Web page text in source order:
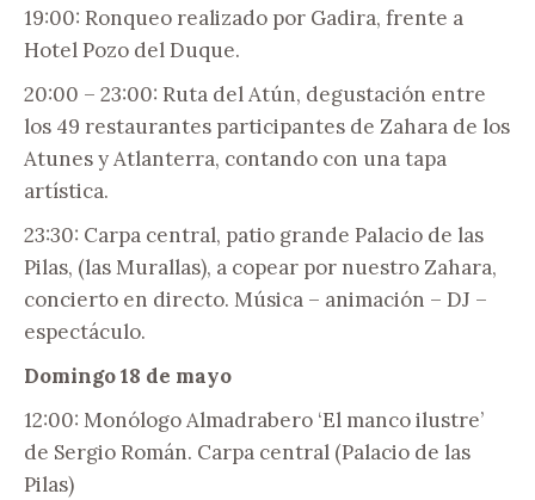
19:00: Ronqueo realizado por Gadira, frente a
Hotel Pozo del Duque.
20:00 – 23:00: Ruta del Atún, degustación entre
los 49 restaurantes participantes de Zahara de los
Atunes y Atlanterra, contando con una tapa
artística.
23:30: Carpa central, patio grande Palacio de las
Pilas, (las Murallas), a copear por nuestro Zahara,
concierto en directo. Música – animación – DJ –
espectáculo.
Domingo 18 de mayo
12:00: Monólogo Almadrabero ‘El manco ilustre’
de Sergio Román. Carpa central (Palacio de las
Pilas)